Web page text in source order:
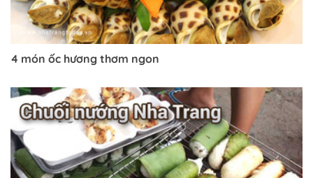
4 món ốc hương thơm ngon